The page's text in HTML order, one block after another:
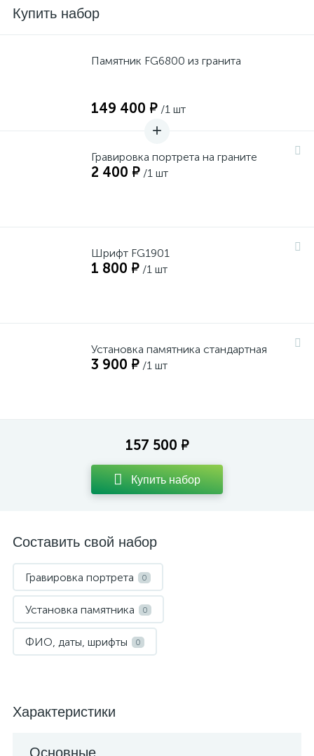
Купить набор
Памятник FG6800 из гранита
149 400 ₽ /1 шт
Гравировка портрета на граните
2 400 ₽ /1 шт
Шрифт FG1901
1 800 ₽ /1 шт
Установка памятника стандартная
3 900 ₽ /1 шт
157 500 ₽
Купить набор
Составить свой набор
Гравировка портрета 0
Установка памятника 0
ФИО, даты, шрифты 0
Характеристики
Основные